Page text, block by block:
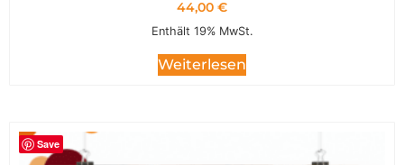
44,00 €
Enthält 19% MwSt.
Weiterlesen
Save